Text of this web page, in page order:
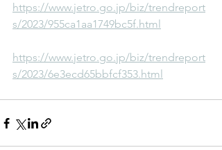
https://www.jetro.go.jp/biz/trendreport
s/2023/955ca1aa1749bc5f.html
https://www.jetro.go.jp/biz/trendreport
s/2023/6e3ecd65bbfcf353.html